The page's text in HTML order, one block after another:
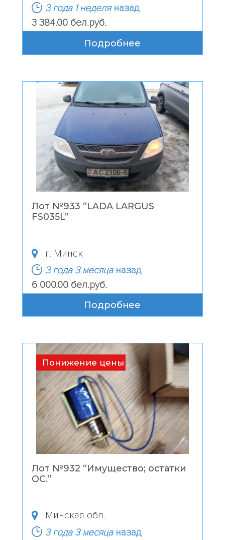
3 года 1 неделяназад
3 384.00 бел.руб.
Подробнее
Лот №933 “LADA LARGUS
FS035L”
г. Минск
3 года 3 месяцаназад
6 000.00 бел.руб.
Подробнее
Понижение цены
Лот №932 “Имущество; остатки
ОС.”
Минская обл.
3 года 3 месяцаназад